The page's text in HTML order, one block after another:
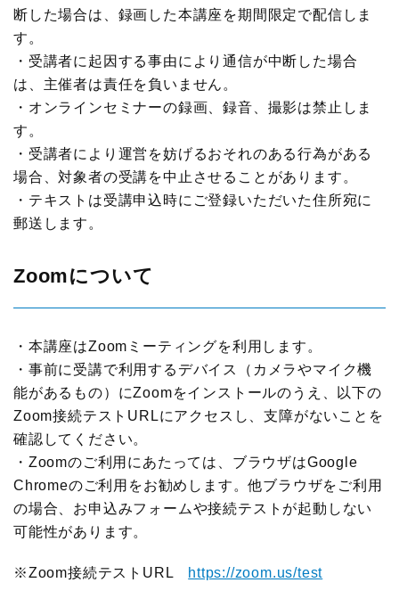
断した場合は、録画した本講座を期間限定で配信しま
す。
・受講者に起因する事由により通信が中断した場合
は、主催者は責任を負いません。
・オンラインセミナーの録画、録音、撮影は禁止しま
す。
・受講者により運営を妨げるおそれのある行為がある
場合、対象者の受講を中止させることがあります。
・テキストは受講申込時にご登録いただいた住所宛に
郵送します。
Zoomについて
・本講座はZoomミーティングを利用します。
・事前に受講で利用するデバイス（カメラやマイク機
能があるもの）にZoomをインストールのうえ、以下の
Zoom接続テストURLにアクセスし、支障がないことを
確認してください。
・Zoomのご利用にあたっては、ブラウザはGoogle
Chromeのご利用をお勧めします。他ブラウザをご利用
の場合、お申込みフォームや接続テストが起動しない
可能性があります。
※Zoom接続テストURL https://zoom.us/test